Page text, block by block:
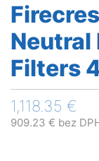
Neutral
Filters
1,118.35 €
909.23 € bez